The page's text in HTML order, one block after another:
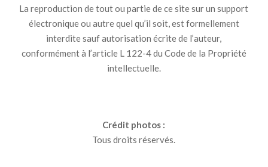
La reproduction de tout ou partie de ce site sur un support
électronique ou autre quel qu’il soit, est formellement
interdite sauf autorisation écrite de l’auteur,
conformément à l’article L 122-4 du Code de la Propriété
intellectuelle.
Crédit photos :
Tous droits réservés.